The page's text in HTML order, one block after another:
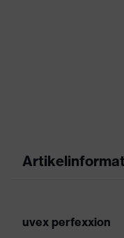
uvex perfexxion